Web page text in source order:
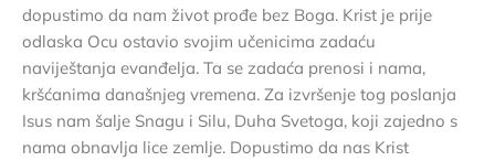
dopustimo da nam život prođe bez Boga. Krist je prije
odlaska Ocu ostavio svojim učenicima zadaću
naviještanja evanđelja. Ta se zadaća prenosi i nama,
kršćanima današnjeg vremena. Za izvršenje tog poslanja
Isus nam šalje Snagu i Silu, Duha Svetoga, koji zajedno s
nama obnavlja lice zemlje. Dopustimo da nas Krist